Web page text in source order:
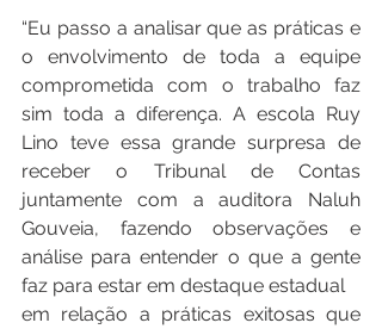
“Eu passo a analisar que as práticas e
o envolvimento de toda a equipe
comprometida com o trabalho faz
sim toda a diferença. A escola Ruy
Lino teve essa grande surpresa de
receber o Tribunal de Contas
juntamente com a auditora Naluh
Gouveia, fazendo observações e
análise para entender o que a gente
faz para estar em destaque estadual
em relação a práticas exitosas que